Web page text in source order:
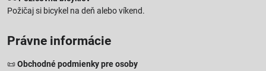
Požičaj si bicykel na deň alebo víkend.
Právne informácie
📜 Obchodné podmienky pre osoby